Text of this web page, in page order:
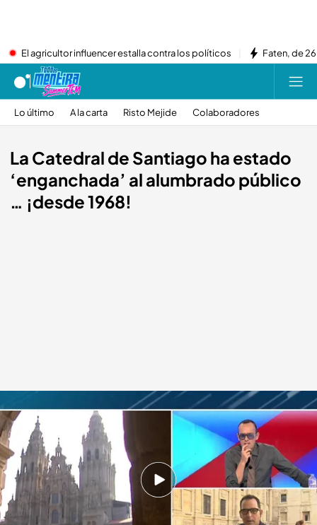
El agricultor influencer estalla contra los políticos Faten, de
Lo último A la carta Risto Mejide Colaboradores
La Catedral de Santiago ha estado
‘enganchada’ al alumbrado público
… ¡desde 1968!
Risto entrevista a Gonzalo Cortizo, periodista que ha firmado la noticia
Todo es mentira
14 SEP 2021 - 17:17h.
‘TEM’ entrevista al periodista Gonzalo Cortizo:
“Se ha pagado durante muchos años con